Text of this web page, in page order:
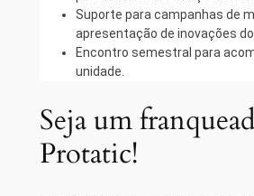
Suporte para campanhas de
apresentação de inovações
Encontro semestral para
unidade.
Seja um
Protatic!